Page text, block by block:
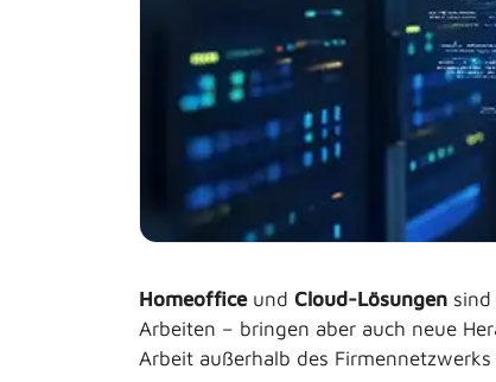
Homeofficeund Cloud-Lösungen
Arbeiten – bringen aber auch neue
Arbeit außerhalb des